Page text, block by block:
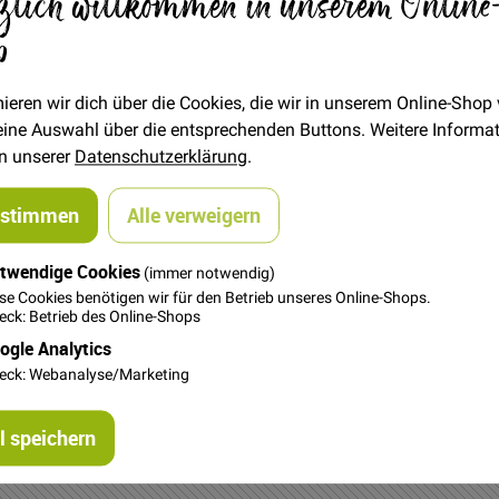
wir dich über die Cookies, die wir in unserem Online-Shop
Auswahl über die entsprechenden Buttons. Weitere
unsererDatenschutzerklärung.
Alle verweigern
Cookies (immer notwendig)
Cookies benötigen wir für den Betrieb unseres Online-Shops.
Betrieb des Online-Shops
Analytics
Webanalyse/Marketing
speichern
6,50 €
Menge
In den Warenkorb
Nähen zur Saumkante. Funktioniert nur, wenn die